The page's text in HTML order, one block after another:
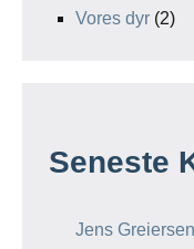
Vores dyr (2)
Seneste
Jens Greiersen